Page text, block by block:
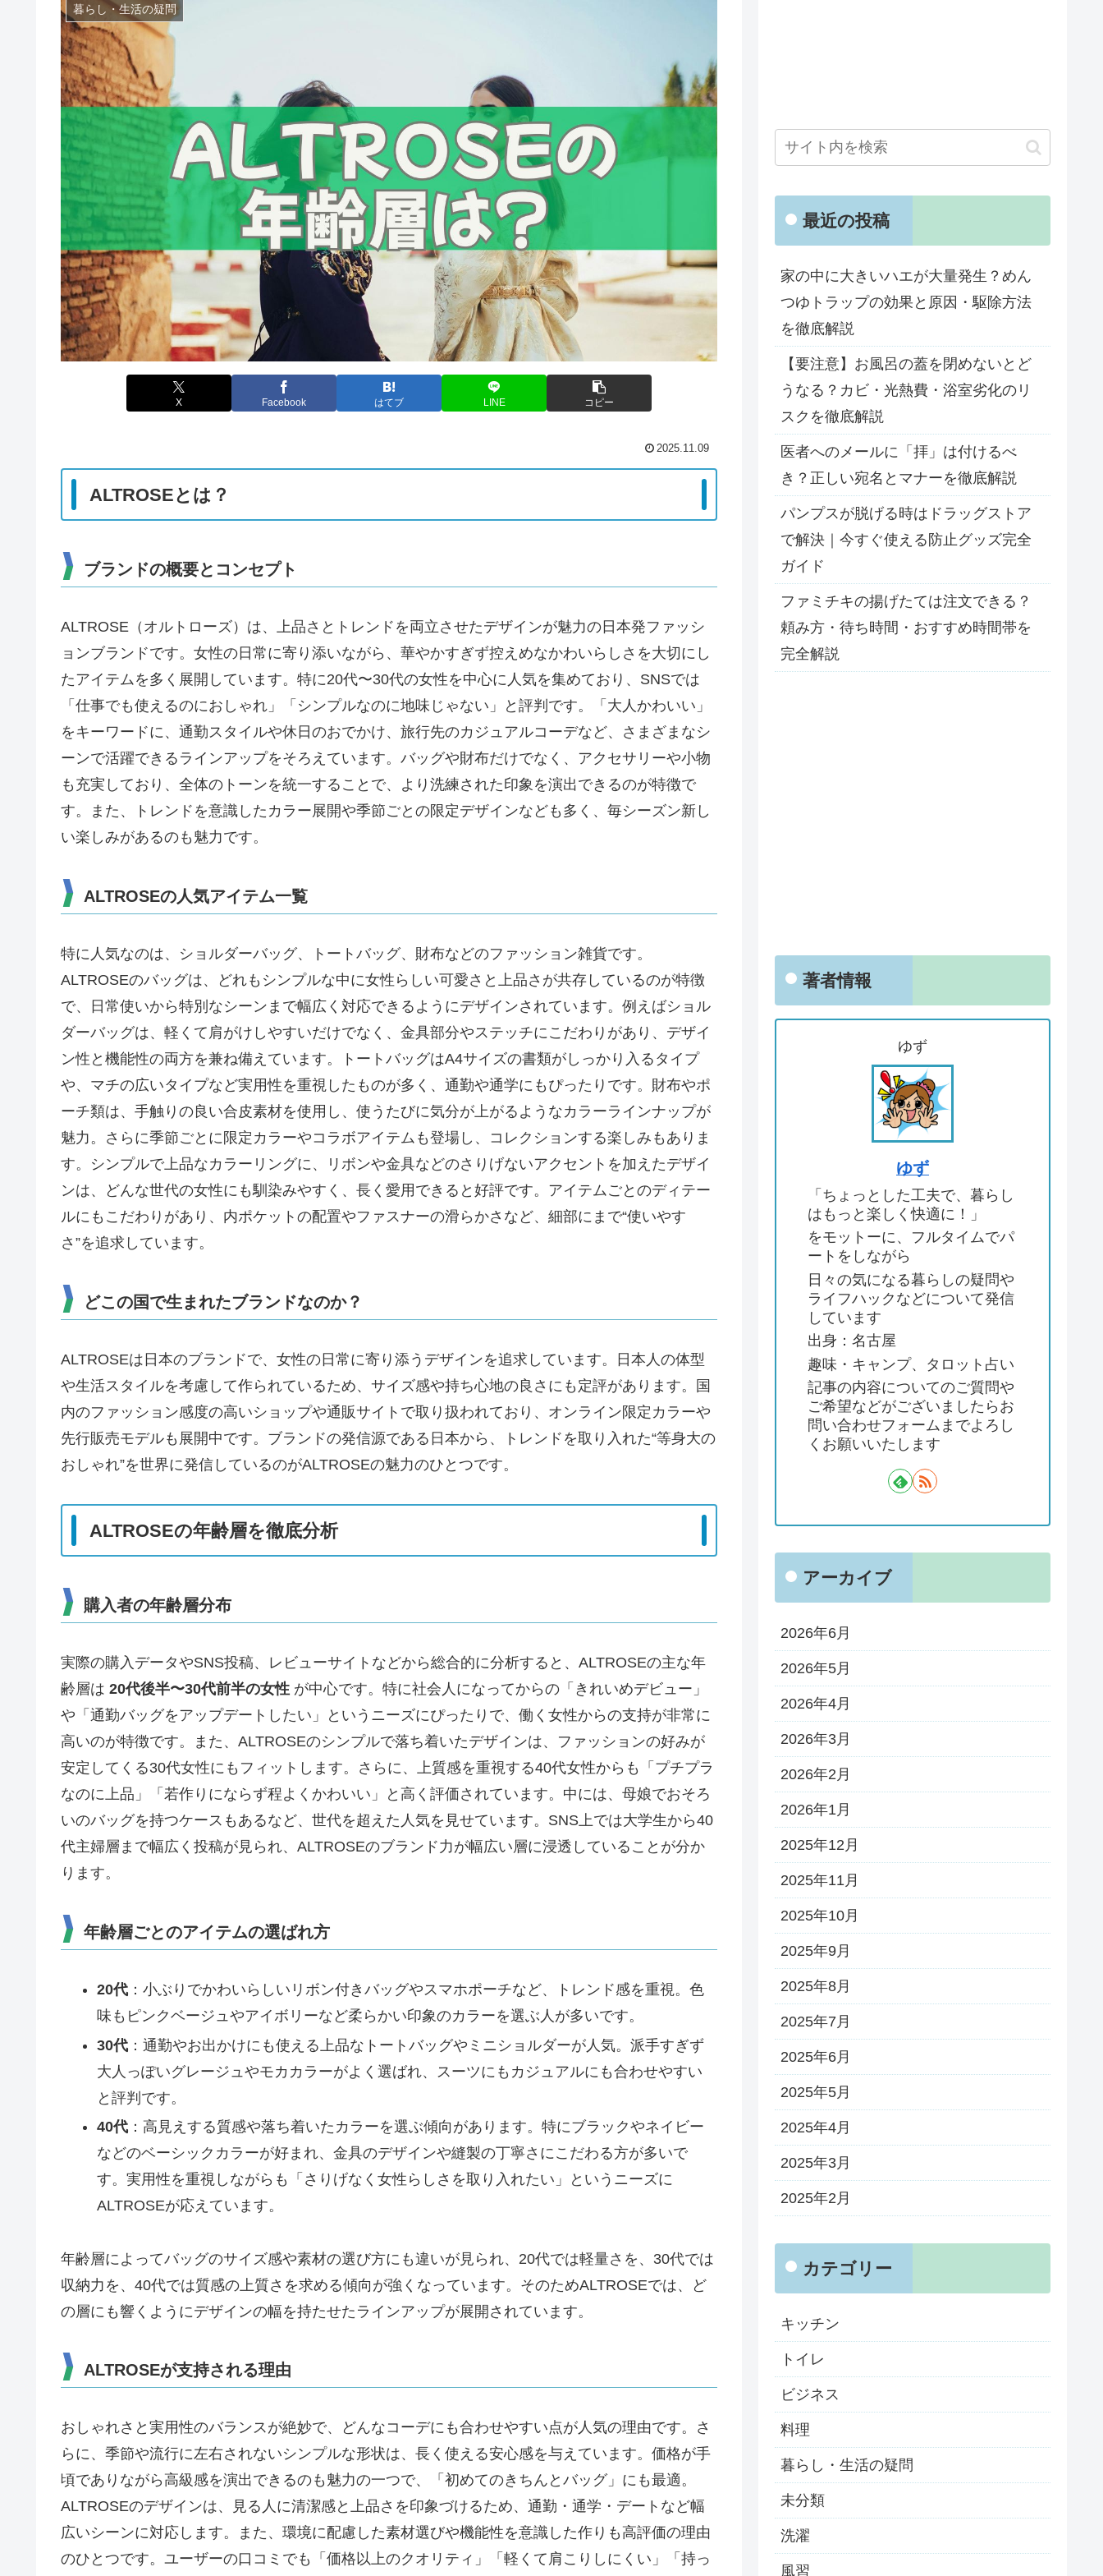
暮らし・生活の疑問
X Facebook はてブ LINE コピー
2025.11.09
ALTROSEとは？
ブランドの概要とコンセプト
ALTROSE（オルトローズ）は、上品さとトレンドを両立させたデザインが魅力の日本発ファッシ
ョンブランドです。女性の日常に寄り添いながら、華やかすぎず控えめなかわいらしさを大切にし
たアイテムを多く展開しています。特に20代〜30代の女性を中心に人気を集めており、SNSでは
「仕事でも使えるのにおしゃれ」「シンプルなのに地味じゃない」と評判です。「大人かわいい」
をキーワードに、通勤スタイルや休日のおでかけ、旅行先のカジュアルコーデなど、さまざまなシ
ーンで活躍できるラインアップをそろえています。バッグや財布だけでなく、アクセサリーや小物
も充実しており、全体のトーンを統一することで、より洗練された印象を演出できるのが特徴で
す。また、トレンドを意識したカラー展開や季節ごとの限定デザインなども多く、毎シーズン新し
い楽しみがあるのも魅力です。
ALTROSEの人気アイテム一覧
特に人気なのは、ショルダーバッグ、トートバッグ、財布などのファッション雑貨です。
ALTROSEのバッグは、どれもシンプルな中に女性らしい可愛さと上品さが共存しているのが特徴
で、日常使いから特別なシーンまで幅広く対応できるようにデザインされています。例えばショル
ダーバッグは、軽くて肩がけしやすいだけでなく、金具部分やステッチにこだわりがあり、デザイ
ン性と機能性の両方を兼ね備えています。トートバッグはA4サイズの書類がしっかり入るタイプ
や、マチの広いタイプなど実用性を重視したものが多く、通勤や通学にもぴったりです。財布やポ
ーチ類は、手触りの良い合皮素材を使用し、使うたびに気分が上がるようなカラーラインナップが
魅力。さらに季節ごとに限定カラーやコラボアイテムも登場し、コレクションする楽しみもありま
す。シンプルで上品なカラーリングに、リボンや金具などのさりげないアクセントを加えたデザイ
ンは、どんな世代の女性にも馴染みやすく、長く愛用できると好評です。アイテムごとのディテー
ルにもこだわりがあり、内ポケットの配置やファスナーの滑らかさなど、細部にまで“使いやす
さ”を追求しています。
どこの国で生まれたブランドなのか？
ALTROSEは日本のブランドで、女性の日常に寄り添うデザインを追求しています。日本人の体型
や生活スタイルを考慮して作られているため、サイズ感や持ち心地の良さにも定評があります。国
内のファッション感度の高いショップや通販サイトで取り扱われており、オンライン限定カラーや
先行販売モデルも展開中です。ブランドの発信源である日本から、トレンドを取り入れた“等身大の
おしゃれ”を世界に発信しているのがALTROSEの魅力のひとつです。
ALTROSEの年齢層を徹底分析
購入者の年齢層分布
実際の購入データやSNS投稿、レビューサイトなどから総合的に分析すると、ALTROSEの主な年
齢層は 20代後半〜30代前半の女性 が中心です。特に社会人になってからの「きれいめデビュー」
や「通勤バッグをアップデートしたい」というニーズにぴったりで、働く女性からの支持が非常に
高いのが特徴です。また、ALTROSEのシンプルで落ち着いたデザインは、ファッションの好みが
安定してくる30代女性にもフィットします。さらに、上質感を重視する40代女性からも「プチプラ
なのに上品」「若作りにならず程よくかわいい」と高く評価されています。中には、母娘でおそろ
いのバッグを持つケースもあるなど、世代を超えた人気を見せています。SNS上では大学生から40
代主婦層まで幅広く投稿が見られ、ALTROSEのブランド力が幅広い層に浸透していることが分か
ります。
年齢層ごとのアイテムの選ばれ方
20代：小ぶりでかわいらしいリボン付きバッグやスマホポーチなど、トレンド感を重視。色
味もピンクベージュやアイボリーなど柔らかい印象のカラーを選ぶ人が多いです。
30代：通勤やお出かけにも使える上品なトートバッグやミニショルダーが人気。派手すぎず
大人っぽいグレージュやモカカラーがよく選ばれ、スーツにもカジュアルにも合わせやすい
と評判です。
40代：高見えする質感や落ち着いたカラーを選ぶ傾向があります。特にブラックやネイビー
などのベーシックカラーが好まれ、金具のデザインや縫製の丁寧さにこだわる方が多いで
す。実用性を重視しながらも「さりげなく女性らしさを取り入れたい」というニーズに
ALTROSEが応えています。
年齢層によってバッグのサイズ感や素材の選び方にも違いが見られ、20代では軽量さを、30代では
収納力を、40代では質感の上質さを求める傾向が強くなっています。そのためALTROSEでは、ど
の層にも響くようにデザインの幅を持たせたラインアップが展開されています。
ALTROSEが支持される理由
おしゃれさと実用性のバランスが絶妙で、どんなコーデにも合わせやすい点が人気の理由です。さ
らに、季節や流行に左右されないシンプルな形状は、長く使える安心感を与えています。価格が手
頃でありながら高級感を演出できるのも魅力の一つで、「初めてのきちんとバッグ」にも最適。
ALTROSEのデザインは、見る人に清潔感と上品さを印象づけるため、通勤・通学・デートなど幅
広いシーンに対応します。また、環境に配慮した素材選びや機能性を意識した作りも高評価の理由
のひとつです。ユーザーの口コミでも「価格以上のクオリティ」「軽くて肩こりしにくい」「持っ
最近の投稿
家の中に大きいハエが大量発生？めん
つゆトラップの効果と原因・駆除方法
を徹底解説
【要注意】お風呂の蓋を閉めないとど
うなる？カビ・光熱費・浴室劣化のリ
スクを徹底解説
医者へのメールに「拝」は付けるべ
き？正しい宛名とマナーを徹底解説
パンプスが脱げる時はドラッグストア
で解決｜今すぐ使える防止グッズ完全
ガイド
ファミチキの揚げたては注文できる？
頼み方・待ち時間・おすすめ時間帯を
完全解説
著者情報
ゆず
ゆず
「ちょっとした工夫で、暮らし
はもっと楽しく快適に！」
をモットーに、フルタイムでパ
ートをしながら
日々の気になる暮らしの疑問や
ライフハックなどについて発信
しています
出身：名古屋
趣味・キャンプ、タロット占い
記事の内容についてのご質問や
ご希望などがございましたらお
問い合わせフォームまでよろし
くお願いいたします
アーカイブ
2026年6月
2026年5月
2026年4月
2026年3月
2026年2月
2026年1月
2025年12月
2025年11月
2025年10月
2025年9月
2025年8月
2025年7月
2025年6月
2025年5月
2025年4月
2025年3月
2025年2月
カテゴリー
キッチン
トイレ
ビジネス
料理
暮らし・生活の疑問
未分類
洗濯
風習